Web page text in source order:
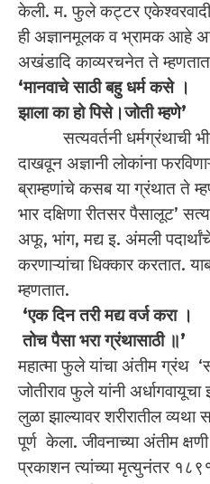
केली. म. फुले कट्टर एकेश्वरवादी
ही अज्ञानमूलक व भ्रामक आहे
अखंडादि काव्यरचनेत ते
‘मानवाचे साठी बहु धर्म कसे ।
झाला का हो पिसे।जोती म्हणे’
सत्यवर्तनी धर्मग्रंथाची
दाखवून अज्ञानी लोकांना
ब्राम्हणांचे कसब या ग्रंथात ते
भार दक्षिणा रीतसर पैसालूट’
अफू, भांग, मद्य इ. अंमली
करणाऱ्यांचा धिक्कार करतात.
म्हणतात.
‘एक दिन तरी मद्य वर्ज करा ।
तोच पैसा भरा ग्रंथासाठी ॥’
महात्मा फुले यांचा अंतीम ग्रंथ
जोतीराव फुले यांनी
लुळा झाल्यावर शरीरातील व्यथा
पूर्ण केला. जीवनाच्या अंतीम
प्रकाशन त्यांच्या मृत्युनंतर